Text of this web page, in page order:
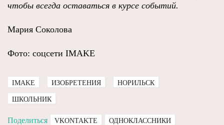
чтобы всегда оставаться в курсе событий.
Мария Соколова
Фото: соцсети IMAKE
IMAKE ИЗОБРЕТЕНИЯ НОРИЛЬСК
ШКОЛЬНИК
Поделиться VKONTAKTE ОДНОКЛАССНИКИ